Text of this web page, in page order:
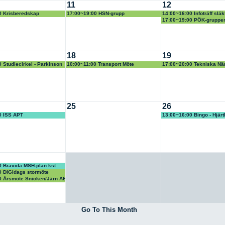
Krisberedskap
11
17:00~19:00 HSN-grupp
12
14:00~16:00 Infoträff
17:00~19:00 PÖK-
Studiecirkel - Parkinson
18
10:00~11:00 Transport Möte
19
17:00~20:00 Tekniska
gruppmöte
ISS APT
25 26
13:00~16:00 Bingo -
föreningen
Bravida MSH-plan kst
DIGIdags stormöte
Årsmöte Snicken/Järn AB
Go To This Month